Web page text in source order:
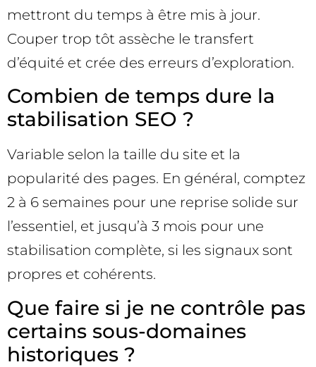
mettront du temps à être mis à jour.
Couper trop tôt assèche le transfert
d’équité et crée des erreurs d’exploration.
Combien de temps dure la
stabilisation SEO ?
Variable selon la taille du site et la
popularité des pages. En général, comptez
2 à 6 semaines pour une reprise solide sur
l’essentiel, et jusqu’à 3 mois pour une
stabilisation complète, si les signaux sont
propres et cohérents.
Que faire si je ne contrôle pas
certains sous-domaines
historiques ?